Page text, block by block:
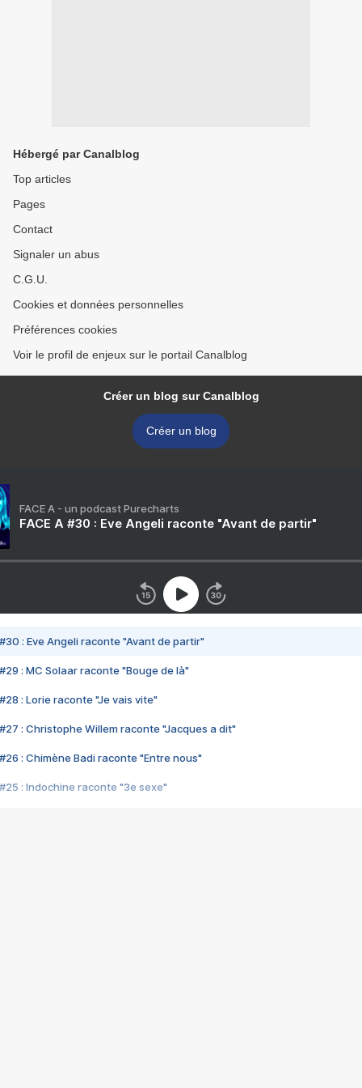
Hébergé par Canalblog
Top articles
Pages
Contact
Signaler un abus
C.G.U.
Cookies et données personnelles
Préférences cookies
Voir le profil de enjeux sur le portail Canalblog
Créer un blog sur Canalblog
Créer un blog
FACE A - un podcast Purecharts
FACE A #30 : Eve Angeli raconte "Avant de partir"
#30 : Eve Angeli raconte "Avant de partir"
#29 : MC Solaar raconte "Bouge de là"
#28 : Lorie raconte "Je vais vite"
#27 : Christophe Willem raconte "Jacques a dit"
#26 : Chimène Badi raconte "Entre nous"
#25 : Indochine raconte "3e sexe"